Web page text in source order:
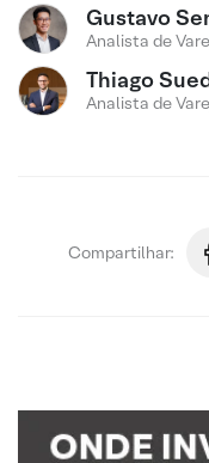
Gustavo
Analista de
Thiago
Analista de
Compartilhar: